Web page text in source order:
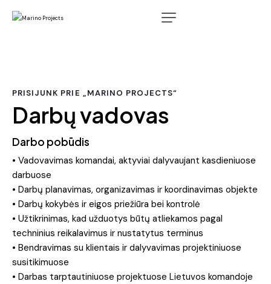
PRISIJUNK PRIE „MARINO PROJECTS“
Darbų vadovas
Darbo pobūdis
• Vadovavimas komandai, aktyviai dalyvaujant kasdieniuose
darbuose
• Darbų planavimas, organizavimas ir koordinavimas objekte
• Darbų kokybės ir eigos priežiūra bei kontrolė
• Užtikrinimas, kad užduotys būtų atliekamos pagal
techninius reikalavimus ir nustatytus terminus
• Bendravimas su klientais ir dalyvavimas projektiniuose
susitikimuose
• Darbas tarptautiniuose projektuose Lietuvos komandoje